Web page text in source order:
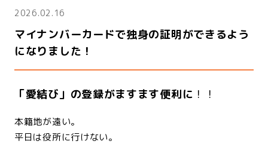
2026.02.16
マイナンバーカードで独身の証明ができるよう
になりました！
「愛結び」の登録がますます便利に ！！
本籍地が遠い。
平日は役所に行けない。